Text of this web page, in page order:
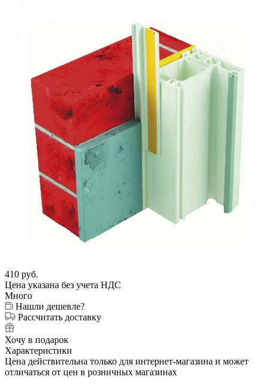
410 руб.
Цена указана без учета НДС
Много
Нашли дешевле?
Рассчитать доставку
Хочу в подарок
Характеристики
Цена действительна только для интернет-магазина и может
отличаться от цен в розничных магазинах